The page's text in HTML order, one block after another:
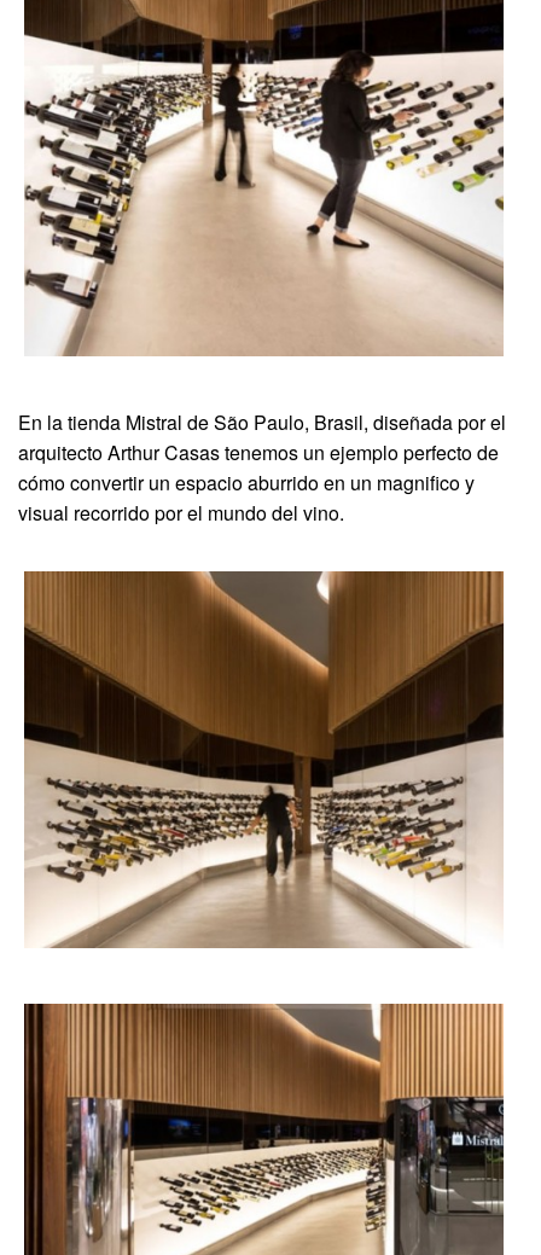
En la tienda Mistral de São Paulo, Brasil, diseñada por el
arquitecto Arthur Casas tenemos un ejemplo perfecto de
cómo convertir un espacio aburrido en un magnifico y
visual recorrido por el mundo del vino.